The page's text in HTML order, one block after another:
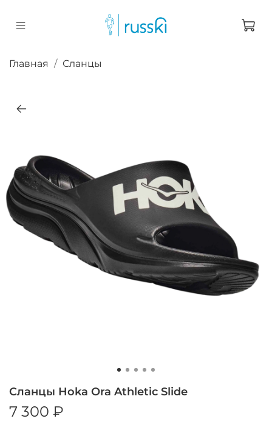
Главная Сланцы
Сланцы Hoka Ora Athletic Slide
7 300 ₽